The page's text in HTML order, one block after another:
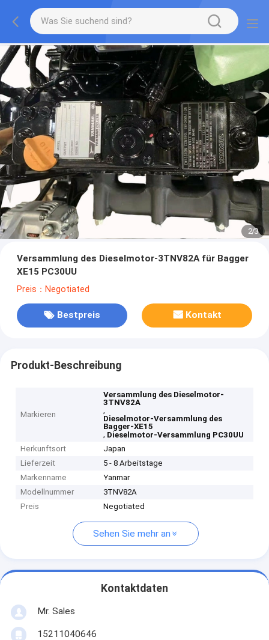
2/3
Versammlung des Dieselmotor-3TNV82A für Bagger
XE15 PC30UU
Preis：Negotiated
Bestpreis Kontakt
Produkt-Beschreibung
Markieren
Versammlung des Dieselmotor-
3TNV82A
,
Dieselmotor-Versammlung des
Bagger-XE15
, Dieselmotor-Versammlung PC30UU
Herkunftsort
Japan
Lieferzeit
5 - 8 Arbeitstage
Markenname
Yanmar
Modellnummer
3TNV82A
Preis
Negotiated
Sehen Sie mehr an
Kontaktdaten
Mr. Sales
15211040646